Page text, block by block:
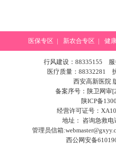
医保专区 | 新农合专区 | 健
行风建设：88335155
医疗质量：88332281
西安高新医院
备案序号：陕卫网审
陕ICP备
经营许可证号：
地址： 咨询急救电
管理员信箱
西公网安备